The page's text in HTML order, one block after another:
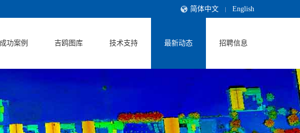
简体中文 English
成功案例 吉鸥图库 技术支持 最新动态 招聘信息